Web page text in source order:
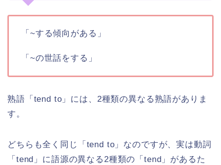
「~する傾向がある」
「~の世話をする」
熟語「tend to」には、2種類の異なる熟語がありま
す。
どちらも全く同じ「tend to」なのですが、実は動詞
「tend」に語源の異なる2種類の「tend」があるた